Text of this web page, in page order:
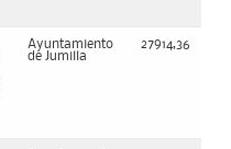
Ayuntamiento
de Jumilla
27914,36